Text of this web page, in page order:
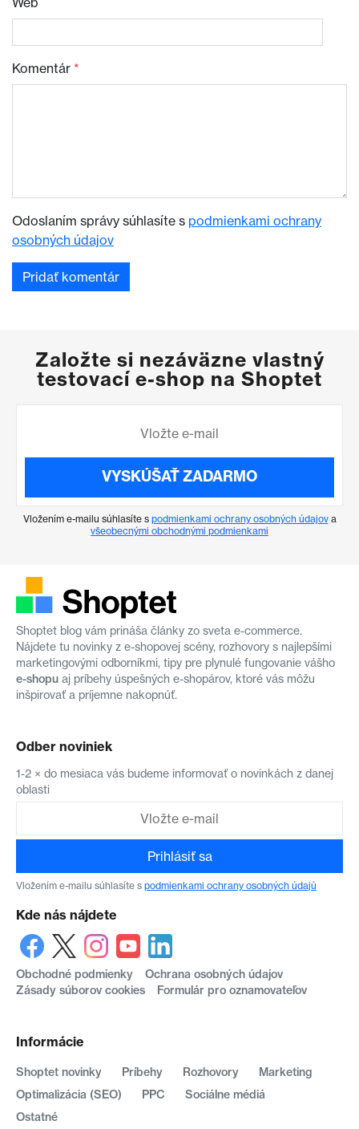
Komentár *
Odoslaním správy súhlasíte s podmienkami ochrany
osobných údajov
Založte si nezáväzne vlastný
testovací e-shop na Shoptet
VYSKÚŠAŤ ZADARMO
Vložením e-mailu súhlasíte s podmienkami ochrany osobných údajova
všeobecnými obchodnými podmienkami
Shoptet blog vám prináša články zo sveta e-commerce.
Nájdete tu novinky z e-shopovej scény, rozhovory s najlepšími
marketingovými odborníkmi, tipy pre plynulé fungovanie vášho
e-shopu aj príbehy úspešných e-shopárov, ktoré vás môžu
inšpirovať a príjemne nakopnúť.
Informácie
Shoptet novinky Príbehy Rozhovory
Marketing
Optimalizácia (SEO)
PPC
Sociálne médiá
Ostatné
Odber noviniek
1-2 × do mesiaca vás budeme informovať o novinkách z danej
oblasti
Prihlásiť sa
Vložením e-mailu súhlasíte s podmienkami ochrany osobných údajů
Kde nás nájdete
Obchodné podmienky
Ochrana osobných údajov
Zásady súborov cookies
Formulár pro oznamovateľov